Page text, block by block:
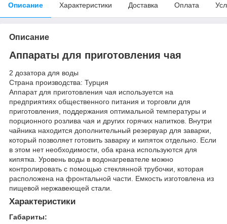
Описание Характеристики Доставка Оплата
Описание
Аппараты для приготовления чая
2 дозатора для воды
Страна производства: Турция
Аппарат для приготовления чая используется на
предприятиях общественного питания и торговли для
приготовления, поддержания оптимальной температуры и
порционного розлива чая и других горячих напитков. Внутри
чайника находится дополнительный резервуар для заварки,
который позволяет готовить заварку и кипяток отдельно. Если
в этом нет необходимости, оба крана используются для
кипятка. Уровень воды в водонагревателе можно
контролировать с помощью стеклянной трубочки, которая
расположена на фронтальной части. Емкость изготовлена из
пищевой нержавеющей стали.
Характеристики
Габариты: